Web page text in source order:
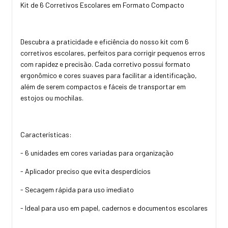
Kit de 6 Corretivos Escolares em Formato Compacto
Descubra a praticidade e eficiência do nosso kit com 6
corretivos escolares, perfeitos para corrigir pequenos erros
com rapidez e precisão. Cada corretivo possui formato
ergonômico e cores suaves para facilitar a identificação,
além de serem compactos e fáceis de transportar em
estojos ou mochilas.
Características:
- 6 unidades em cores variadas para organização
- Aplicador preciso que evita desperdícios
- Secagem rápida para uso imediato
- Ideal para uso em papel, cadernos e documentos escolares